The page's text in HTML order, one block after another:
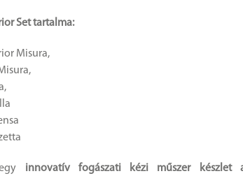
Set tartalma:
Misura,
innovatív fogászati kézi műszer készlet